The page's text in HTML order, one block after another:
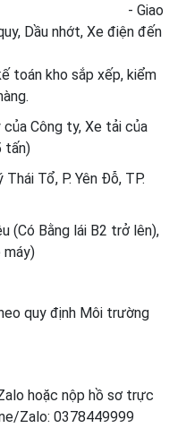
- Giao
Dầu nhớt, Xe điện đến
đơn hàng.
sắp xếp, kiểm
Công ty, Xe tải của
tấn)
Tổ, P. Yên Đỗ, TP.
(Có Bằng lái B2 trở lên),
máy)
quy định Môi trường
hoặc nộp hồ sơ trực
Zalo: 0378449999